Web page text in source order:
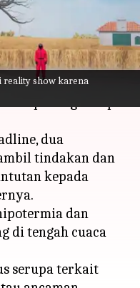
reality show karena
am
di Netflix
menghadapi
dua
tindakan dan
kepada
dan
di tengah cuaca
serupa terkait